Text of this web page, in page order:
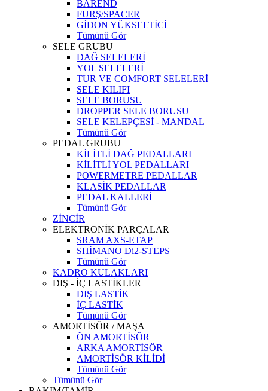
BAREND
FURŞ/SPACER
GİDON YÜKSELTİCİ
Tümünü Gör
SELE GRUBU
DAĞ SELELERİ
YOL SELELERİ
TUR VE COMFORT SELELERİ
SELE KILIFI
SELE BORUSU
DROPPER SELE BORUSU
SELE KELEPÇESİ - MANDAL
Tümünü Gör
PEDAL GRUBU
KİLİTLİ DAĞ PEDALLARI
KİLİTLİ YOL PEDALLARI
POWERMETRE PEDALLAR
KLASİK PEDALLAR
PEDAL KALLERİ
Tümünü Gör
ZİNCİR
ELEKTRONİK PARÇALAR
SRAM AXS-ETAP
SHİMANO Di2-STEPS
Tümünü Gör
KADRO KULAKLARI
DIŞ - İÇ LASTİKLER
DIŞ LASTİK
İÇ LASTİK
Tümünü Gör
AMORTİSÖR / MAŞA
ÖN AMORTİSÖR
ARKA AMORTİSÖR
AMORTİSÖR KİLİDİ
Tümünü Gör
Tümünü Gör